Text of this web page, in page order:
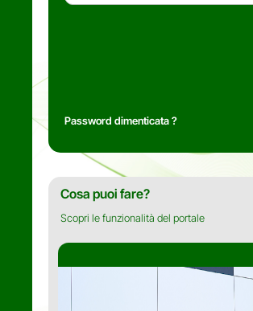
Password dimenticata ?
Cosa puoi fare?
Scopri le funzionalità del portale